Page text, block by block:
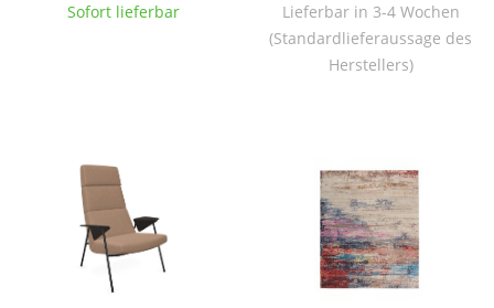
Kindertische
... alle Tische
Aufbewahren
Regale & Schränke
Sofort lieferbar
Lieferbar in 3-4 Wochen
(Standardlieferaussage des
Herstellers)